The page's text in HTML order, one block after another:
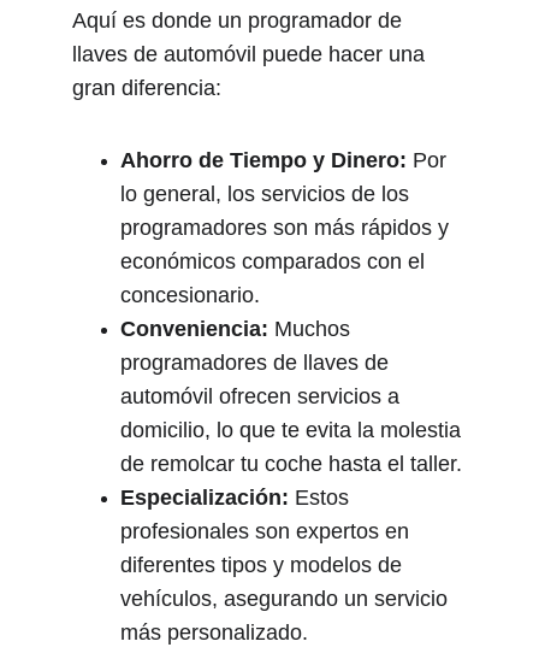
Aquí es donde un programador de
llaves de automóvil puede hacer una
gran diferencia:
Ahorro de Tiempo y Dinero: Por
lo general, los servicios de los
programadores son más rápidos y
económicos comparados con el
concesionario.
Conveniencia: Muchos
programadores de llaves de
automóvil ofrecen servicios a
domicilio, lo que te evita la molestia
de remolcar tu coche hasta el taller.
Especialización: Estos
profesionales son expertos en
diferentes tipos y modelos de
vehículos, asegurando un servicio
más personalizado.